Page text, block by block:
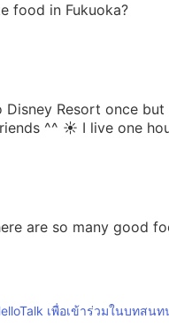
food in Fukuoka?
Resort once
^^ ☀️ I live one
are so many good
เพื่อเข้าร่วมในบทสนท